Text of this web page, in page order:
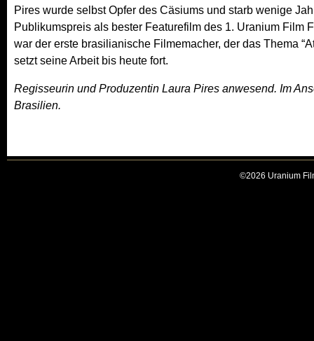
Pires wurde selbst Opfer des Cäsiums und starb wenige
Publikumspreis als bester Featurefilm des 1. Uranium Film
war der erste brasilianische Filmemacher, der das Thema
setzt seine Arbeit bis heute fort.
Regisseurin und Produzentin Laura Pires anwesend. Im
Brasilien.
©2026 Uranium